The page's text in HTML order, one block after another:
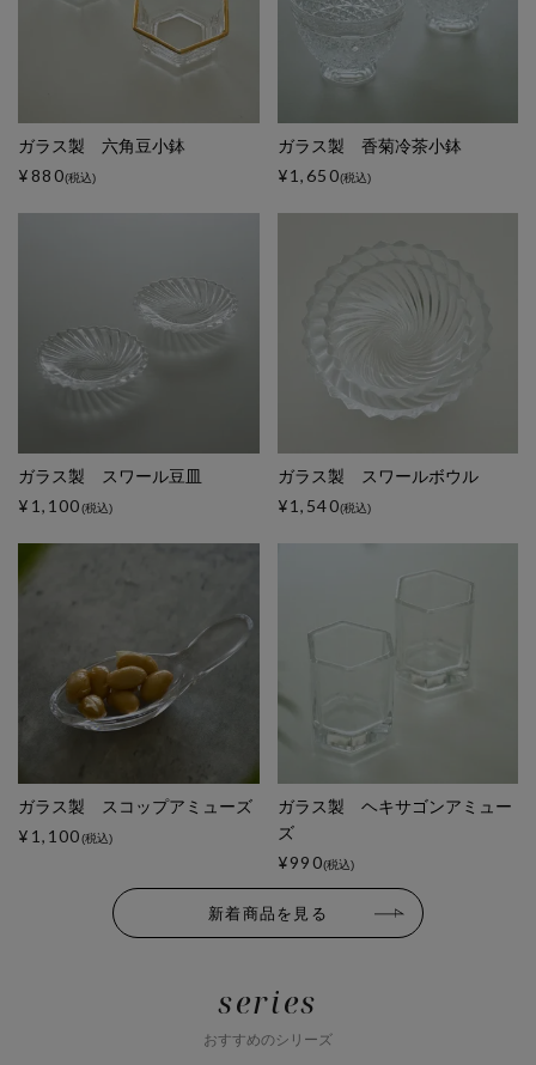
ガラス製 六角豆小鉢
¥880(税込)
ガラス製 香菊冷茶小鉢
¥1,650(税込)
ガラス製 スワール豆皿
¥1,100(税込)
ガラス製 スワールボウル
¥1,540(税込)
ガラス製 スコップアミューズ
¥1,100(税込)
ガラス製 ヘキサゴンアミュー
ズ
¥990(税込)
新着商品を見る
series
おすすめのシリーズ